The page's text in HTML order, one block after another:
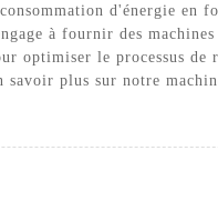
d'énergie en
à fournir des machines
optimiser le processus de
plus sur notre